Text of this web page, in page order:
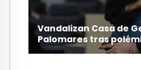
Vandalizan Casa de
Palomares tras